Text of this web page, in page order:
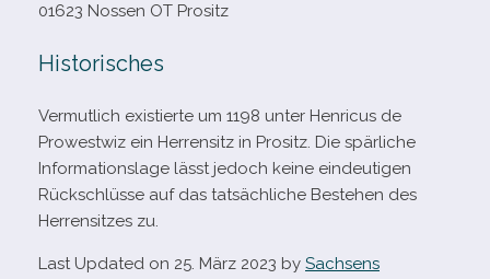
01623 Nossen OT Prositz
Historisches
Vermutlich exis­tierte um 1198 unter Henricus de
Prowestwiz ein Herrensitz in Prositz. Die spär­li­che
Informationslage lässt jedoch keine ein­deu­ti­gen
Rückschlüsse auf das tat­säch­li­che Bestehen des
Herrensitzes zu.
Last Updated on 25. März 2023 by Sachsens